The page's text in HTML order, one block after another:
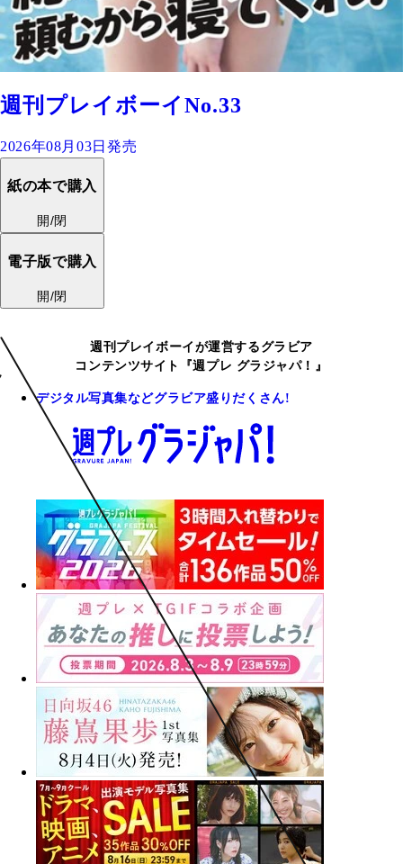
週刊プレイボーイNo.33
2026年08月03日発売
紙の本で購入
開/閉
電子版で購入
開/閉
週刊プレイボーイが運営するグラビア
コンテンツサイト『週プレ グラジャパ！』
デジタル写真集などグラビア盛りだくさん!